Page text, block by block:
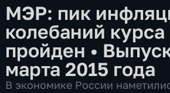
МЭР: пик
колебаний курса
пройден •
марта 2015 года
В экономике России